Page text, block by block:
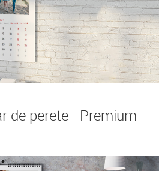
de perete - Premium